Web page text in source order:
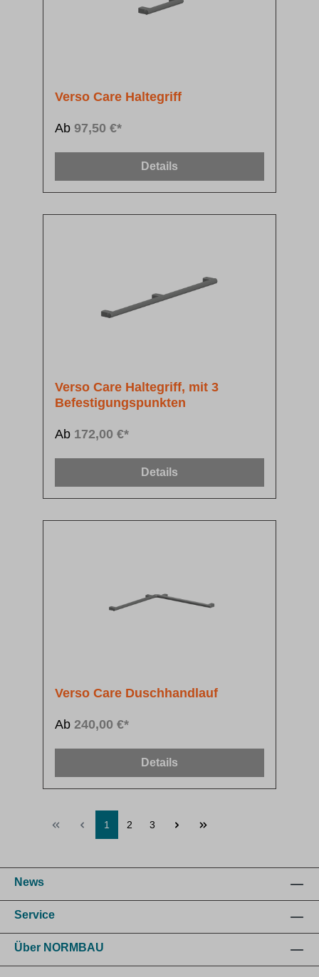
Verso Care Haltegriff
Ab 97,50 €*
Details
Verso Care Haltegriff, mit 3
Befestigungspunkten
Ab 172,00 €*
Details
Verso Care Duschhandlauf
Ab 240,00 €*
Details
1 2 3
News
Service
Über NORMBAU